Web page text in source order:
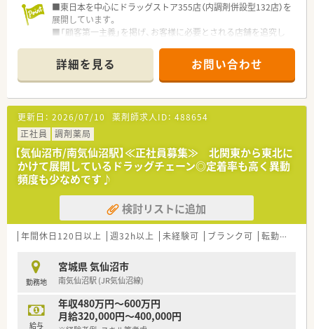
■東日本を中心にドラッグストア355店（内調剤併設型132店）を
展開しています。
■「顧客第一主義」を掲げ、お客様に必要とされる店舗を追究し
■薬剤師の募集にあたって、自宅通勤のエリア社員と転居を伴う
異動があるナショナル社員の2コースに分かれています。
■勤務薬剤師だけでなく、薬局長や管理職、幹部候補としてのキ
ャリアビジョンも描ける環境です。
■調剤併設店舗でのご勤務の場合、薬剤師は調剤投薬業務が中心
となります。
■「地域の人々の健康を支えたい」という思いを大事にされてい
る方、ぜひご応募ください。
詳細を見る お問い合わせ
更新日： 2026/07/10 薬剤師求人ID： 488654
正社員
調剤薬局
【気仙沼市/南気仙沼駅】≪正社員募集≫ 北関東から東北に
かけて展開しているドラッグチェーン◎定着率も高く異動
頻度も少なめです♪
検討リストに追加
年間休日120日以上 週32h以上 未経験可 ブランク可 転勤なし
勤務地
宮城県 気仙沼市
南気仙沼駅 (JR気仙沼線)
給与
年収480万円～600万円
月給320,000円～400,000円